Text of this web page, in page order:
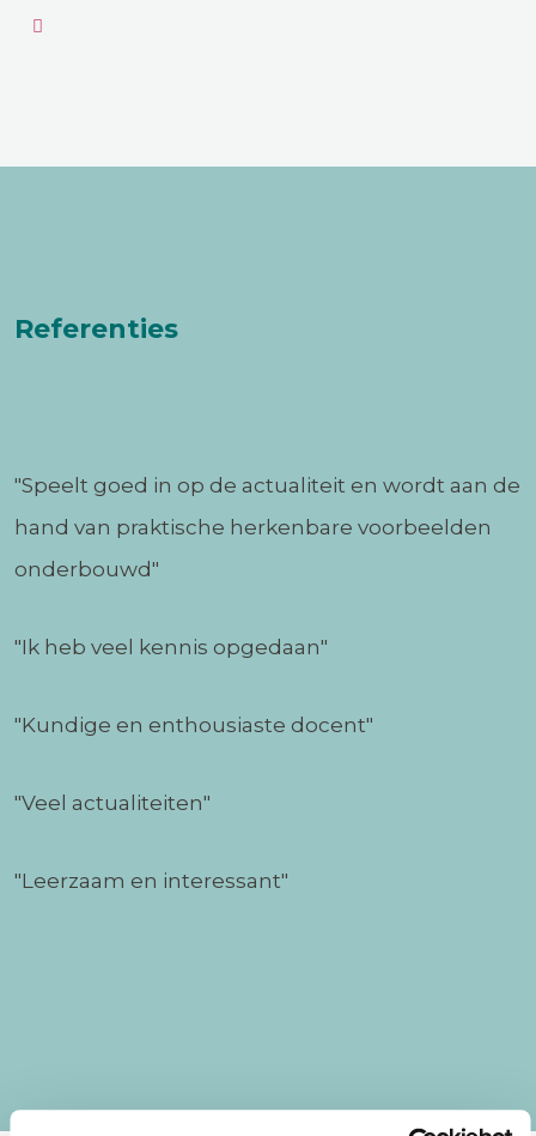
Referenties
"Speelt goed in op de actualiteit en wordt aan de
hand van praktische herkenbare voorbeelden
onderbouwd"
"Ik heb veel kennis opgedaan"
"Kundige en enthousiaste docent"
"Veel actualiteiten"
"Leerzaam en interessant"